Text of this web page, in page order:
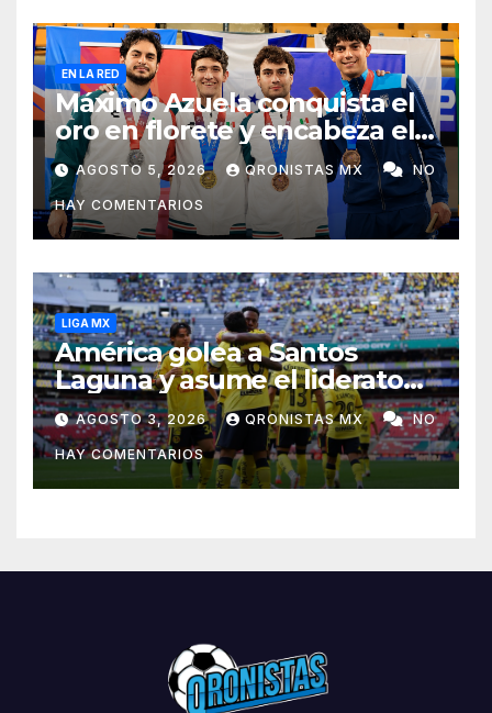
EN LA RED
Máximo Azuela conquista el
oro en florete y encabeza el
1-2-3 mexicano en Santo
Domingo 2026
AGOSTO 5, 2026 QRONISTAS MX NO
HAY COMENTARIOS
LIGA MX
América golea a Santos
Laguna y asume el liderato
del Apertura 2026
AGOSTO 3, 2026 QRONISTAS MX NO
HAY COMENTARIOS